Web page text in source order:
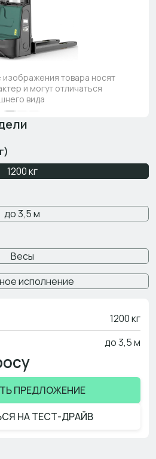
товара носят
и могут отличаться
вида
1200 кг
до 3,5 м
Весы
исполнение
1200 кг
до 3,5 м
ПРЕДЛОЖЕНИЕ
НА ТЕСТ-ДРАЙВ